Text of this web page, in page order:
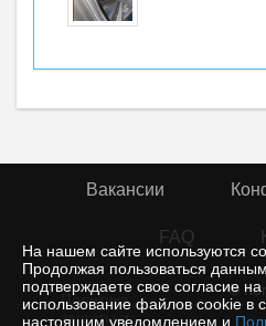
На нашем сайте используются
Продолжая пользоваться
подтверждаете свое согласие на
использование файлов cookie в
настоящим уведомлением и
Вакансии
FAQ
© rior
Политика
защиты и